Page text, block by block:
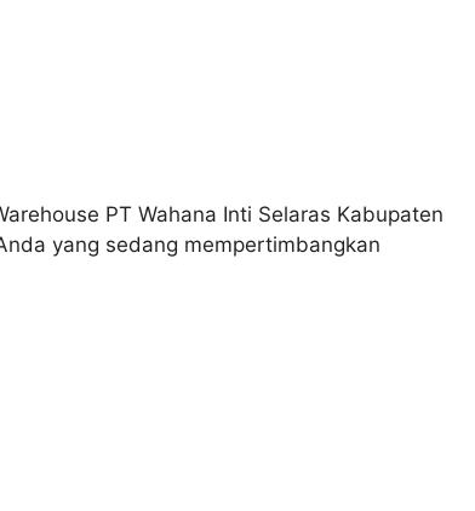
PT Wahana Inti Selaras Kabupaten
yang sedang mempertimbangkan